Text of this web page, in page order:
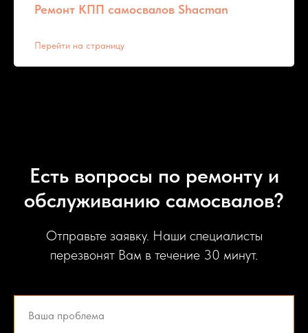
Ремонт КПП самосвалов Shacman
Перейти на страницу
Есть вопросы по ремонту и
обслуживанию самосвалов?
Отправьте заявку. Наши специалисты
перезвонят Вам в течение 30 минут.